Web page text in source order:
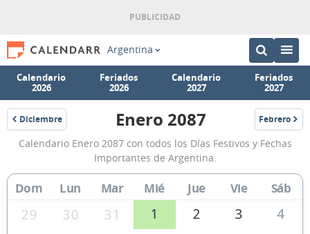
Argentina
Calendario
2026
Feriados
2026
Calendario
2027
Feriados
2027
Diciembre
2086
Calendario
Enero
2087
de
Argentina
Enero 2087 Febrero
2087
Calendario Enero 2087 con todos los Días Festivos y Fechas
Importantes de Argentina.
Dom Lun Mar Mié Jue Vie Sáb
29 30 31 1 2 3
4